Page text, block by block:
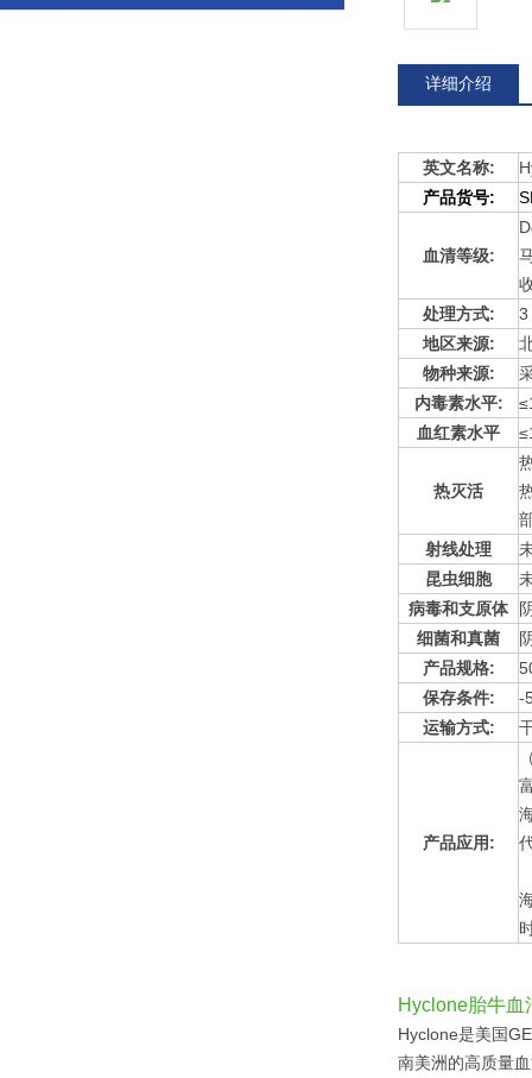
详细介绍
英文名称:
产品货号:
血清等级:
处理方式:
3
地区来源:
物种来源:
内毒素水平:
血红素水平
热灭活
射线处理
昆虫细胞
病毒和支原体
细菌和真菌
产品规格:
保存条件:
-
运输方式:
产品应用:
Hyclone胎牛血
Hyclone是美国
南美洲的高质量